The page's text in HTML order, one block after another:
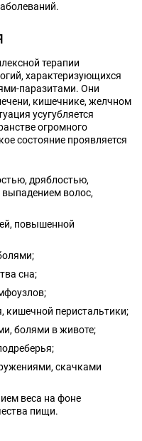
терапии
характеризующихся
паразитами. Они
кишечнике, желчном
усугубляется
огромного
состояние проявляется
дряблостью,
волос,
повышенной
сна;
кишечной перистальтики;
болями в животе;
скачками
веса на фоне
пищи.